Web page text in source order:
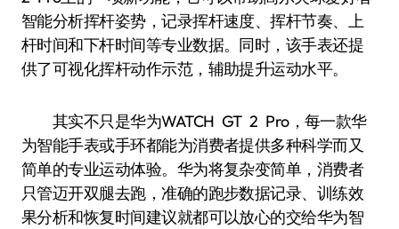
智能分析挥杆姿势，记录挥杆速度、挥杆节奏、上
杆时间和下杆时间等专业数据。同时，该手表还提
供了可视化挥杆动作示范，辅助提升运动水平。
其实不只是华为WATCH GT 2 Pro，每一款华
为智能手表或手环都能为消费者提供多种科学而又
简单的专业运动体验。华为将复杂变简单，消费者
只管迈开双腿去跑，准确的跑步数据记录、训练效
果分析和恢复时间建议就都可以放心的交给华为智